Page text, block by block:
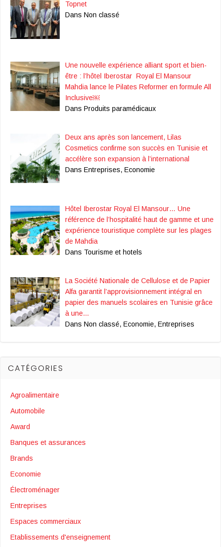
Topnet
Dans Non classé
Une nouvelle expérience alliant sport et bien-
être : l’hôtel Iberostar Royal El Mansour
Mahdia lance le Pilates Reformer en formule All
Inclusive￼
Dans Produits paramédicaux
Deux ans après son lancement, Lilas
Cosmetics confirme son succès en Tunisie et
accélère son expansion à l’international
Dans Entreprises, Economie
Hôtel Iberostar Royal El Mansour… Une
référence de l’hospitalité haut de gamme et une
expérience touristique complète sur les plages
de Mahdia
Dans Tourisme et hotels
La Société Nationale de Cellulose et de Papier
Alfa garantit l’approvisionnement intégral en
papier des manuels scolaires en Tunisie grâce
à une…
Dans Non classé, Economie, Entreprises
CATÉGORIES
Agroalimentaire
Automobile
Award
Banques et assurances
Brands
Economie
Électroménager
Entreprises
Espaces commerciaux
Etablissements d'enseignement